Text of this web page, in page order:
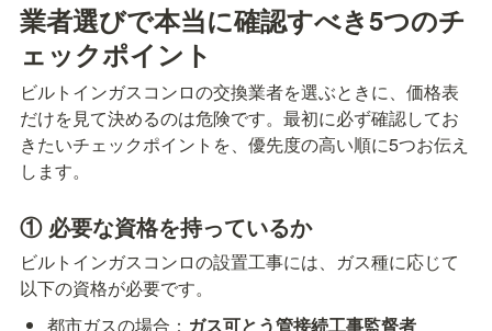
業者選びで本当に確認すべき5つのチ
ェックポイント
ビルトインガスコンロの交換業者を選ぶときに、価格表
だけを見て決めるのは危険です。最初に必ず確認してお
きたいチェックポイントを、優先度の高い順に5つお伝え
します。
① 必要な資格を持っているか
ビルトインガスコンロの設置工事には、ガス種に応じて
以下の資格が必要です。
都市ガスの場合： ガス可とう管接続工事監督者